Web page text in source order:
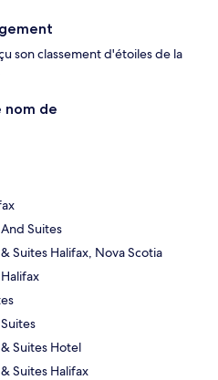
son classement d'étoiles de la
nom de
Suites
Suites Halifax, Nova Scotia
Suites Hotel
Suites Halifax